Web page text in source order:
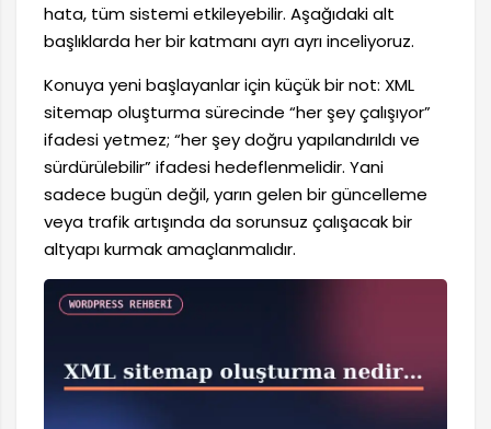
hata, tüm sistemi etkileyebilir. Aşağıdaki alt
başlıklarda her bir katmanı ayrı ayrı inceliyoruz.
Konuya yeni başlayanlar için küçük bir not: XML
sitemap oluşturma sürecinde “her şey çalışıyor”
ifadesi yetmez; “her şey doğru yapılandırıldı ve
sürdürülebilir” ifadesi hedeflenmelidir. Yani
sadece bugün değil, yarın gelen bir güncelleme
veya trafik artışında da sorunsuz çalışacak bir
altyapı kurmak amaçlanmalıdır.